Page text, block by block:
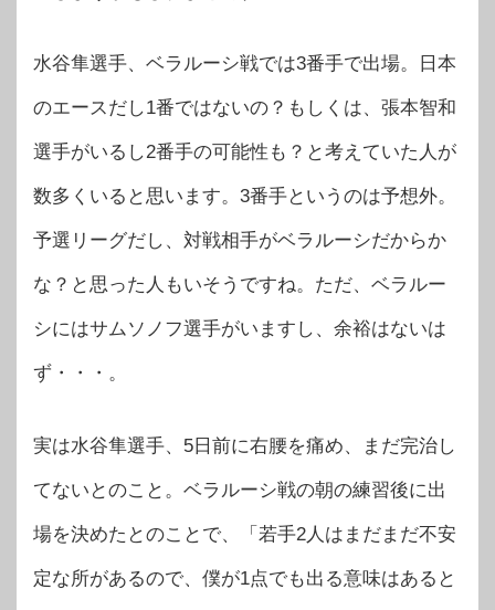
水谷隼選手、ベラルーシ戦では3番手で出場。日本
のエースだし1番ではないの？もしくは、張本智和
選手がいるし2番手の可能性も？と考えていた人が
数多くいると思います。3番手というのは予想外。
予選リーグだし、対戦相手がベラルーシだからか
な？と思った人もいそうですね。ただ、ベラルー
シにはサムソノフ選手がいますし、余裕はないは
ず・・・。
実は水谷隼選手、5日前に右腰を痛め、まだ完治し
てないとのこと。ベラルーシ戦の朝の練習後に出
場を決めたとのことで、「若手2人はまだまだ不安
定な所があるので、僕が1点でも出る意味はあると